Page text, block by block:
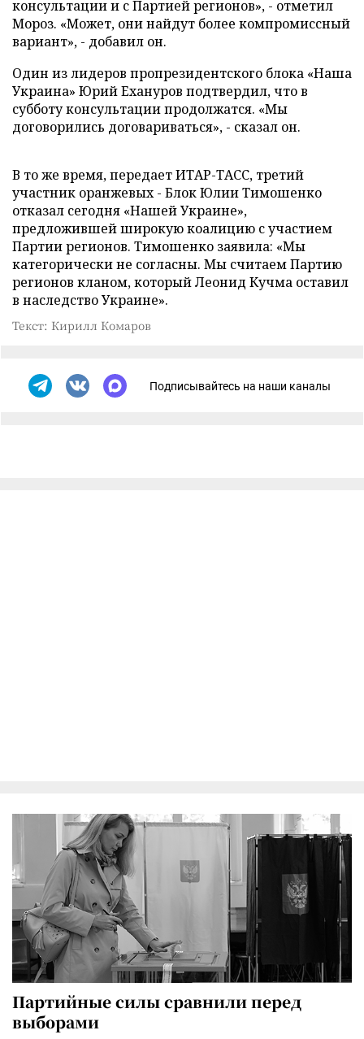
консультации и с Партией регионов», - отметил
Мороз. «Может, они найдут более компромиссный
вариант», - добавил он.
Один из лидеров пропрезидентского блока «Наша
Украина» Юрий Ехануров подтвердил, что в
субботу консультации продолжатся. «Мы
договорились договариваться», - сказал он.
В то же время, передает ИТАР-ТАСС, третий
участник оранжевых - Блок Юлии Тимошенко
отказал сегодня «Нашей Украине»,
предложившей широкую коалицию с участием
Партии регионов. Тимошенко заявила: «Мы
категорически не согласны. Мы считаем Партию
регионов кланом, который Леонид Кучма оставил
в наследство Украине».
Текст: Кирилл Комаров
Подписывайтесь на наши каналы
Партийные силы сравнили перед
выборами